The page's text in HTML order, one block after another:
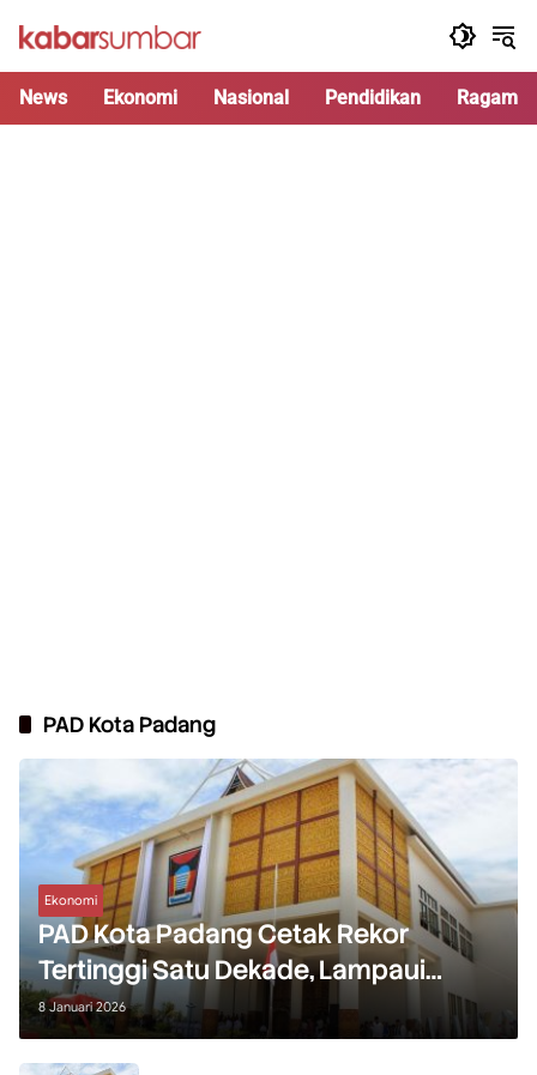
News Ekonomi Nasional Pendidikan Ragam
PAD Kota Padang
Ekonomi
PAD Kota Padang Cetak Rekor
Tertinggi Satu Dekade, Lampaui
Target 2025
8 Januari 2026